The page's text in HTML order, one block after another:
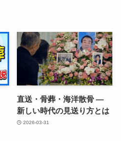
直送・骨葬・海洋散骨 ―
新しい​時代の​見送り方とは
2026-03-31